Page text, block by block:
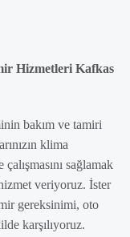
Hizmetleri Kafkas
bakım ve tamiri
klima
sağlamak
veriyoruz. İster
gereksinimi, oto
karşılıyoruz.